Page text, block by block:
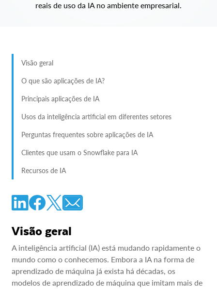
reais de uso da IA no ambiente empresarial.
Visão geral
O que são aplicações de IA?
Principais aplicações de IA
Usos da inteligência artificial em diferentes setores
Perguntas frequentes sobre aplicações de IA
Clientes que usam o Snowflake para IA
Recursos de IA
Visão geral
A inteligência artificial (IA) está mudando rapidamente o
mundo como o conhecemos. Embora a IA na forma de
aprendizado de máquina já exista há décadas, os
modelos de aprendizado de máquina que imitam mais de